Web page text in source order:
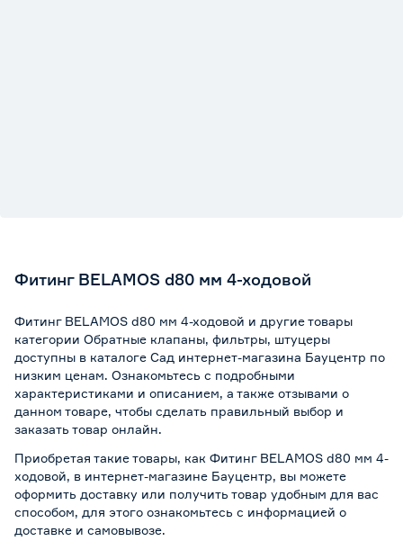
Фитинг BELAMOS d80 мм 4-ходовой
Фитинг BELAMOS d80 мм 4-ходовой и другие товары
категории Обратные клапаны, фильтры, штуцеры
доступны в каталоге Сад интернет-магазина Бауцентр по
низким ценам. Ознакомьтесь с подробными
характеристиками и описанием, а также отзывами о
данном товаре, чтобы сделать правильный выбор и
заказать товар онлайн.
Приобретая такие товары, как Фитинг BELAMOS d80 мм 4-
ходовой, в интернет-магазине Бауцентр, вы можете
оформить доставку или получить товар удобным для вас
способом, для этого ознакомьтесь с информацией о
доставке и самовывозе.